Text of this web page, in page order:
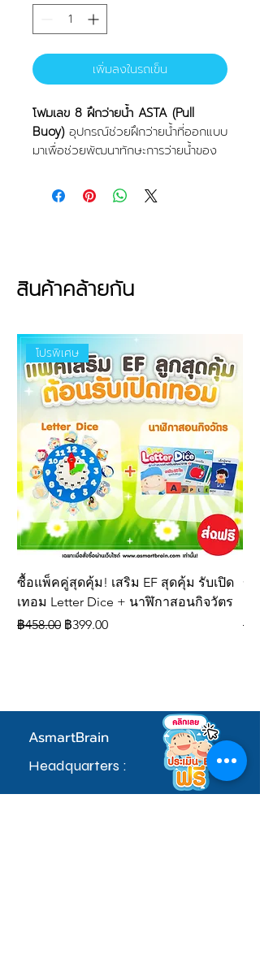
เพิ่มลงในรถเข็น
โฟมเลข 8 ฝึกว่ายน้ำ ASTA (Pull
Buoy)อุปกรณ์ช่วยฝึกว่ายน้ำที่ออกแบบ
มาเพื่อช่วยพัฒนาทักษะการว่ายน้ำของ
เพื่อช่วยพยุงร่างกาย ลดการใช้ขา และ
เน้นการฝึกท่าทาง
💪 พัฒนาทักษะการเคลื่อนไหวของแขน
และท่าว่ายน้ำ
การว่ายน้ำ
🌊 เพิ่มความมั่นใจสำหรับเด็กและผู้เริ่ม
ต้นเรียนว่ายน้ำ
🏫 เหมาะสำหรับใช้ในโรงเรียนสอนว่ายน้ำ
สโมสร และสระว่ายน้ำทั่วไป
คุณสมบัติ
ขนาด7.2 × 21.2 × 12 ซม.
ผลิตจากEVA เกรด A คุณภาพสูง
น้ำหนักเบา ให้แรงพยุงที่ดี
เนื้อโฟมแน่น แข็งแรง ทนทาน ไม่เสีย
รูปง่าย
พื้นผิวเรียบ นุ่ม ไม่ระคายเคืองผิว
ออกแบบตามหลักสรีระ ช่วยหนีบ
ระหว่างขาได้กระชับ
ผ่านมาตรฐานความปลอดภัยสากล
สินค้าคล้ายกัน
โปรพิเศษ
ซื้อแพ็คคู่สุดคุ้ม! เสริม EF สุดคุ้ม รับเปิด
เทอม Letter Dice + นาฬิกาสอนกิจวัตร
ราคาปกติ
฿458.00 ราคาขายลด
฿399.00
ข
รา
฿
AsmartBrain
Headquarters :